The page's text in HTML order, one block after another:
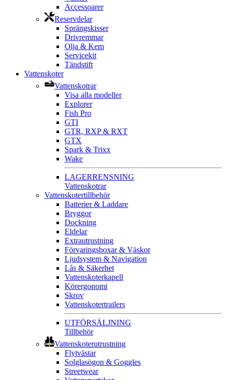
Accessoarer
Reservdelar
Sprängskisser
Drivremmar
Olja & Kem
Servicekit
Tändstift
Vattenskoter
Vattenskotrar
Visa alla modeller
Explorer
Fish Pro
GTI
GTR, RXP & RXT
GTX
Spark & Trixx
Wake
LAGERRENSNING
Vattenskotrar
Vattenskotertillbehör
Batterier & Laddare
Bryggor
Dockning
Eldelar
Extrautrustning
Förvaringsboxar & Väskor
Ljudsystem & Navigation
Lås & Säkerhet
Vattenskoterkapell
Körergonomi
Skrov
Vattenskotertrailers
UTFÖRSÄLJNING
Tillbehör
Vattenskoterutrustning
Flytvästar
Solglasögon & Goggles
Streetwear